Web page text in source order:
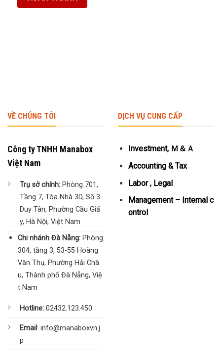
VỀ CHÚNG TÔI
Công ty TNHH Manabox
Việt Nam
Trụ sở chính: Phòng 701,
Tầng 7, Tòa Nhà 3D, Số 3
Duy Tân, Phường Cầu Giấ
y, Hà Nội, Việt Nam
Chi nhánh Đà Nẵng:Phòng
304, tầng 3, 53-55 Hoàng
Văn Thụ, Phường Hải Châ
u, Thành phố Đà Nẵng, Việ
t Nam
Hotline: 02432.123.450
Email: info@manaboxvn.j
p
DỊCH VỤ CUNG CẤP
Investment, Ｍ＆Ａ
Accounting & Tax
Labor , Legal
Management – Internal c
ontrol